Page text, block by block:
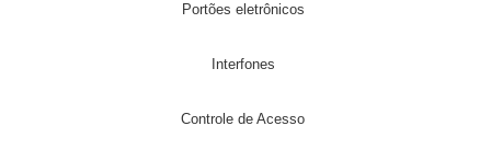
Portões eletrônicos
Interfones
Controle de Acesso